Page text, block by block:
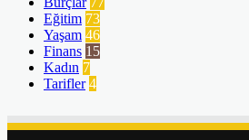
Eğitim 73
Yaşam 46
Finans 15
Kadın 7
Tarifler 4